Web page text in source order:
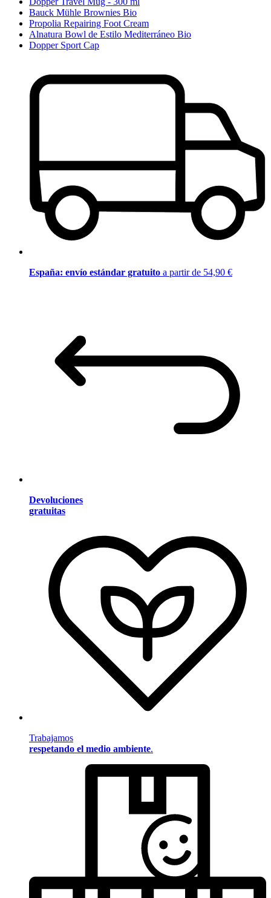
Bauck Mühle Brownies Bio
Propolia Repairing Foot Cream
Alnatura Bowl de Estilo Mediterráneo Bio
Dopper Sport Cap
España: envío estándar gratuito a partir de 54,90 €
Devoluciones
gratuitas
Trabajamos
respetando el medio ambiente.